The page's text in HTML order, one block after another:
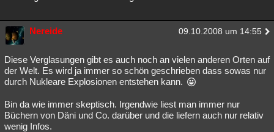
Nereide 09.10.2008 um 14:55
Diese Verglasungen gibt es auch noch an vielen anderen Orten auf
der Welt. Es wird ja immer so schön geschrieben dass sowas nur
durch Nukleare Explosionen entstehen kann.
Bin da wie immer skeptisch. Irgendwie liest man immer nur
Büchern von Däni und Co. darüber und die liefern auch nur relativ
wenig Infos.